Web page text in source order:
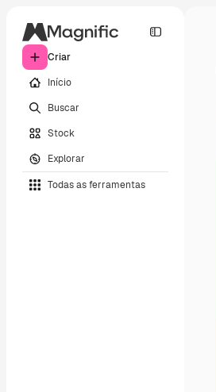
Criar
Início
Buscar
Stock
Explorar
Todas as ferramentas